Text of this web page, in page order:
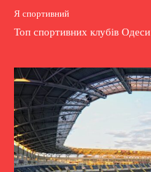
Я спортивний
Топ спортивних клубів Одеси